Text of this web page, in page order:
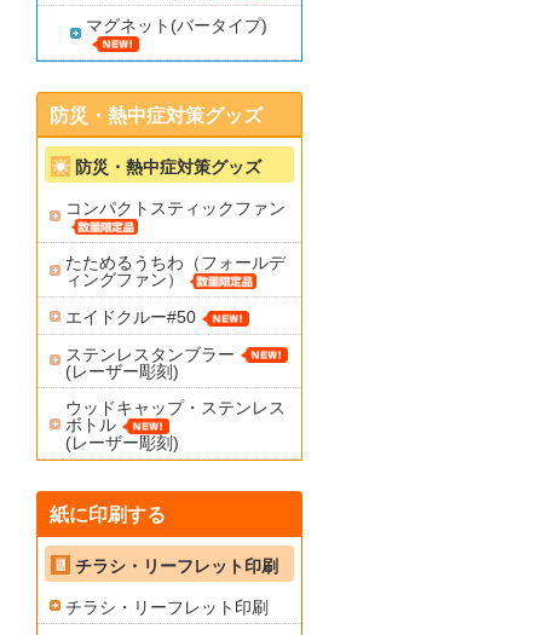
マグネット(バータイプ)
防災・熱中症対策グッズ
防災・熱中症対策グッズ
コンパクトスティックファン
たためるうちわ（フォールデ
ィングファン）
エイドクルー#50
ステンレスタンブラー
(レーザー彫刻)
ウッドキャップ・ステンレス
ボトル
(レーザー彫刻)
紙に印刷する
チラシ・リーフレット印刷
チラシ・リーフレット印刷